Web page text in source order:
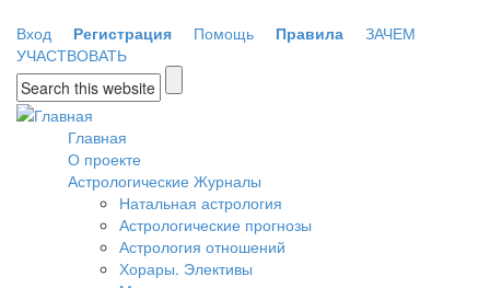
Вход
Регистрация Помощь Правила
ЗАЧЕМ
УЧАСТВОВАТЬ
Форма поиска
Главная
О проекте
Астрологические Журналы
Натальная астрология
Астрологические прогнозы
Астрология отношений
Хорары. Элективы